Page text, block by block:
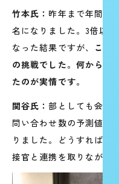
竹本氏： 昨年まで年間45
名になりました。3倍以
なった結果ですが、 この
の挑戦でした。何から手
たのが実情です。
関谷氏：部としても会議
問い合わせ数の予測値を
りました。どうすれば採
接官と連携を取りながら